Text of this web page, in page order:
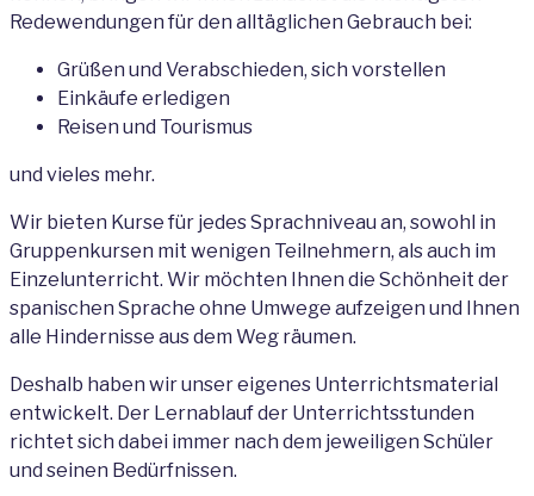
Redewendungen für den alltäglichen Gebrauch bei:
Grüßen und Verabschieden, sich vorstellen
Einkäufe erledigen
Reisen und Tourismus
und vieles mehr.
Wir bieten Kurse für jedes Sprachniveau an, sowohl in
Gruppenkursen mit wenigen Teilnehmern, als auch im
Einzelunterricht. Wir möchten Ihnen die Schönheit der
spanischen Sprache ohne Umwege aufzeigen und Ihnen
alle Hindernisse aus dem Weg räumen.
Deshalb haben wir unser eigenes Unterrichtsmaterial
entwickelt. Der Lernablauf der Unterrichtsstunden
richtet sich dabei immer nach dem jeweiligen Schüler
und seinen Bedürfnissen.